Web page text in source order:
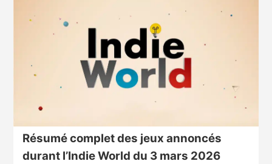
Résumé complet des jeux annoncés
durant l’Indie World du 3 mars 2026